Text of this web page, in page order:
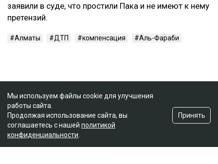
заявили в суде, что простили Пака и не имеют к нему
претензий.
Алматы ДТП компенсация Аль-Фараби
Мы используем файлы cookie для улучшения
работы сайта.
Продолжая использование сайта, вы
соглашаетесь с нашей политикой
конфиденциальности
Принять